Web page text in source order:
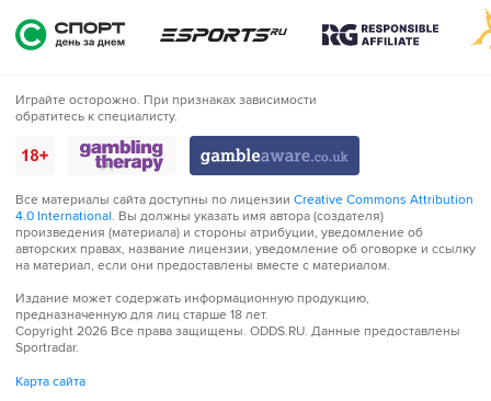
Играйте
осторожно!
Играйте осторожно. При признаках зависимости
обратитесь к специалисту.
Все материалы сайта доступны по лицензии Creative Commons Attribution
4.0 International. Вы должны указать имя автора (создателя)
произведения (материала) и стороны атрибуции, уведомление об
авторских правах, название лицензии, уведомление об оговорке и ссылку
на материал, если они предоставлены вместе с материалом.
Издание может содержать информационную продукцию,
предназначенную для лиц старше 18 лет.
Copyright 2026 Все права защищены. ODDS.RU. Данные предоставлены
Sportradar.
Карта сайта